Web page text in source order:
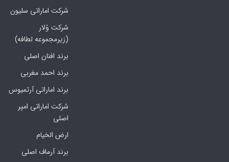
شرکت اماراتی سلیون
شرکت وُلار
(زیرمجموعه لطافه)
برند افنان اصلی
برند احمد مغربی
برند اماراتی آرتمیوس
شرکت اماراتی امپر
اصلی
ارض الخیام
برند آرماف اصلی